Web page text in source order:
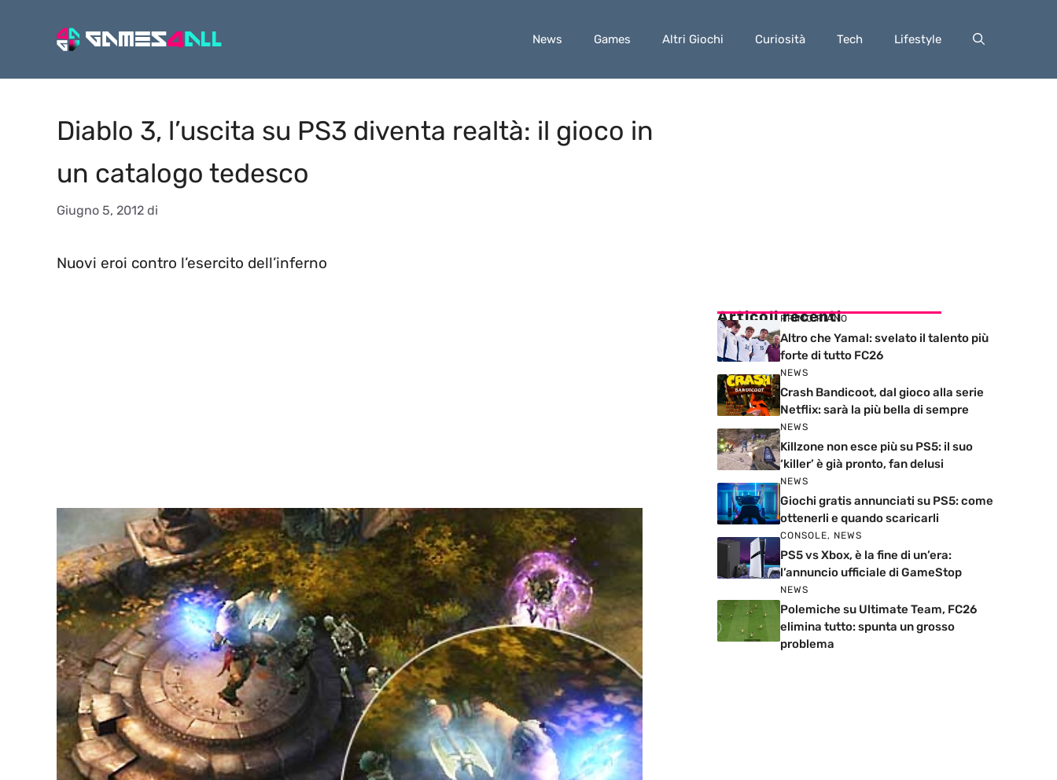
News Games Altri Giochi Curiosità Tech Lifestyle
Diablo 3, l’uscita su PS3 diventa realtà: il gioco in
un catalogo tedesco
Giugno 5, 2012 di
Nuovi eroi contro l’esercito dell’inferno
Articoli recenti
PRIMO PIANO
Altro che Yamal: svelato il talento più
forte di tutto FC26
NEWS
Crash Bandicoot, dal gioco alla serie
Netflix: sarà la più bella di sempre
NEWS
Killzone non esce più su PS5: il suo
‘killer’ è già pronto, fan delusi
NEWS
Giochi gratis annunciati su PS5: come
ottenerli e quando scaricarli
CONSOLE, NEWS
PS5 vs Xbox, è la fine di un’era:
l’annuncio ufficiale di GameStop
NEWS
Polemiche su Ultimate Team, FC26
elimina tutto: spunta un grosso
problema